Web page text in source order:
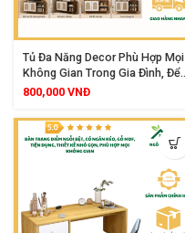
Tủ Đa Năng Decor Phù Hợp Mọi
Không Gian Trong Gia Đình, Để
Tivi, Sách Báo, Giày Dép Decor
800,000 VNĐ